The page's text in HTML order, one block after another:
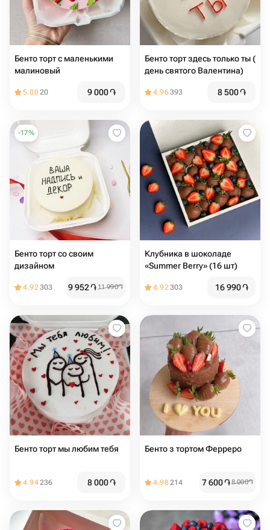
Бенто торт с маленькими
малиновый
5.0020 9 000֏
Бенто торт здесь только ты (
день святого Валентина)
4.96393 8 500֏
-17%
Бенто торт со своим
дизайном
4.92303 9 952֏11 990֏
Клубника в шоколаде
«Summer Berry» (16 шт)
4.92303 16 990֏
Бенто торт мы любим тебя
4.94236 8 000֏
Бенто з тортом Ферреро
4.98214 7 600֏8 000֏